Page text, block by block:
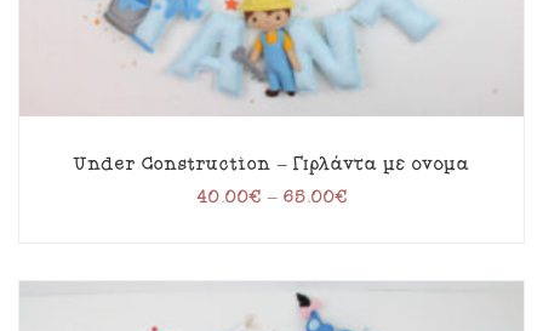
Under Construction – Γιρλάντα με όνομα
40.00€ – 65.00€